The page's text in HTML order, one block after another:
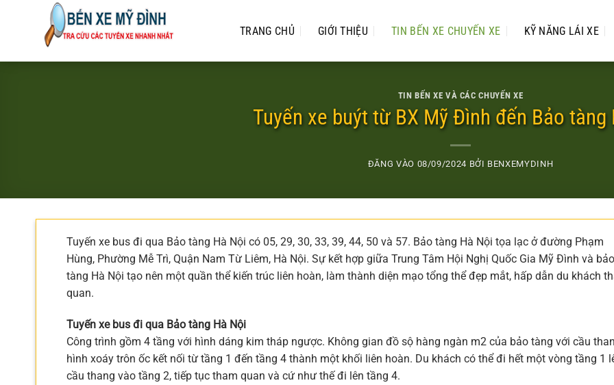
dung
TRANG CHỦ GIỚI THIỆU TIN BẾN XE CHUYẾN XE KỸ NĂNG LÁI XE
TIN BẾN XE VÀ CÁC CHUYẾN XE
Tuyến xe buýt từ BX Mỹ Đình đến Bảo tàng
ĐĂNG VÀO 08/09/2024 BỞI BENXEMYDINH
Tuyến xe bus đi qua Bảo tàng Hà Nội có 05, 29, 30, 33, 39, 44, 50 và 57. Bảo tàng Hà Nội tọa lạc ở đường Phạm
Hùng, Phường Mễ Trì, Quận Nam Từ Liêm, Hà Nội. Sự kết hợp giữa Trung Tâm Hội Nghị Quốc Gia Mỹ Đình và bảo
tàng Hà Nội tạo nên một quần thể kiến trúc liên hoàn, làm thành diện mạo tổng thể đẹp mắt, hấp dẫn du khách
quan.
Tuyến xe bus đi qua Bảo tàng Hà Nội
Công trình gồm 4 tầng với hình dáng kim tháp ngược. Không gian đồ sộ hàng ngàn m2 của bảo tàng với cầu
hình xoáy trôn ốc kết nối từ tầng 1 đến tầng 4 thành một khối liên hoàn. Du khách có thể đi hết một vòng tầng 1
cầu thang vào tầng 2, tiếp tục tham quan và cứ như thế đi lên tầng 4.